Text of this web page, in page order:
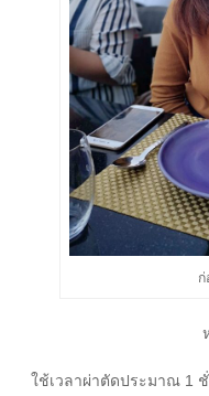
ใช้เวลาผ่าตัดประมาณ 1